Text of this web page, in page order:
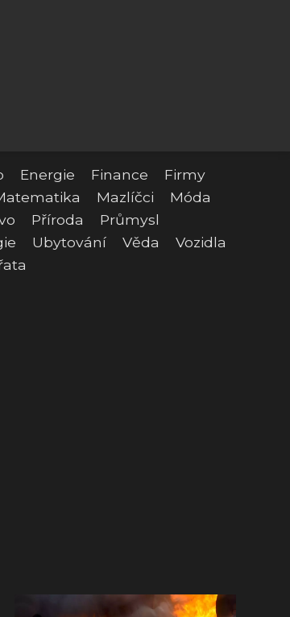
Energie Finance
Firmy
Mazlíčci
Móda
Příroda
Průmysl
Ubytování Věda
Vozidla